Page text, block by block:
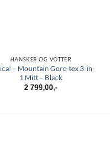
HANSKER OG VOTTER
– Mountain Gore-tex 3-in-
1 Mitt – Black
2 799,00,-